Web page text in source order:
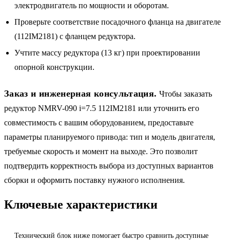
электродвигатель по мощности и оборотам.
Проверьте соответствие посадочного фланца на двигателе
(112IM2181) с фланцем редуктора.
Учтите массу редуктора (13 кг) при проектировании
опорной конструкции.
Заказ и инженерная консультация. Чтобы заказать
редуктор NMRV-090 i=7.5 112IM2181 или уточнить его
совместимость с вашим оборудованием, предоставьте
параметры планируемого привода: тип и модель двигателя,
требуемые скорость и момент на выходе. Это позволит
подтвердить корректность выбора из доступных вариантов
сборки и оформить поставку нужного исполнения.
Ключевые характеристики
Технический блок ниже помогает быстро сравнить доступные